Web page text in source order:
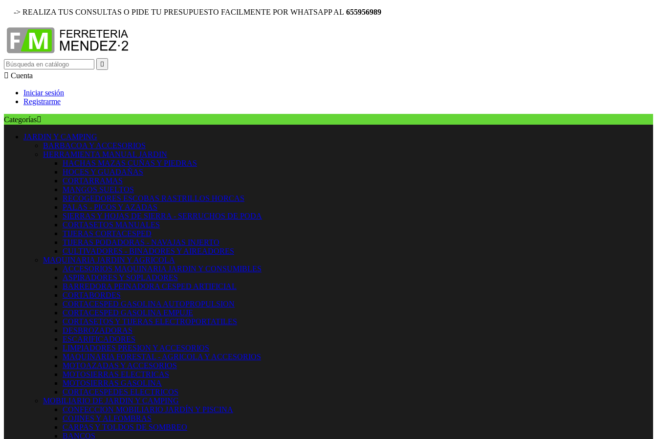
-> REALIZA TUS CONSULTAS O PIDE TU PRESUPUESTO FACILMENTE POR WHATSAPP AL 655956989

 Cuenta
Iniciar sesión
Registrarme
Categorías
JARDIN Y CAMPING
BARBACOA Y ACCESORIOS
HERRAMIENTA MANUAL JARDIN
HACHAS MAZAS CUÑAS Y PIEDRAS
HOCES Y GUADAÑAS
CORTARRAMAS
MANGOS SUELTOS
RECOGEDORES ESCOBAS RASTRILLOS HORCAS
PALAS - PICOS Y AZADAS
SIERRAS Y HOJAS DE SIERRA - SERRUCHOS DE PODA
CORTASETOS MANUALES
TIJERAS CORTACESPED
TIJERAS PODADORAS - NAVAJAS INJERTO
CULTIVADORES - BINADORES Y AIREADORES
MAQUINARIA JARDIN Y AGRICOLA
ACCESORIOS MAQUINARIA JARDIN Y CONSUMIBLES
ASPIRADORES Y SOPLADORES
BARREDORA PEINADORA CESPED ARTIFICIAL
CORTABORDES
CORTACESPED GASOLINA AUTOPROPULSION
CORTACESPED GASOLINA EMPUJE
CORTASETOS Y TIJERAS ELECTROPORTATILES
DESBROZADORAS
ESCARIFICADORES
LIMPIADORES PRESION Y ACCESORIOS
MAQUINARIA FORESTAL - AGRICOLA Y ACCESORIOS
MOTOAZADAS Y ACCESORIOS
MOTOSIERRAS ELECTRICAS
MOTOSIERRAS GASOLINA
CORTACESPEDES ELECTRICOS
MOBILIARIO DE JARDIN Y CAMPING
CONFECCION MOBILIARIO JARDÍN Y PISCINA
COJINES Y ALFOMBRAS
CARPAS Y TOLDOS DE SOMBREO
BANCOS